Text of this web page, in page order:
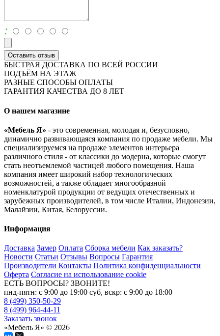
:
Оставить отзыв
БЫСТРАЯ ДОСТАВКА ПО ВСЕЙ РОССИИ
ПОДЪЁМ НА ЭТАЖ
РАЗНЫЕ СПОСОБЫ ОПЛАТЫ
ГАРАНТИЯ КАЧЕСТВА ДО 8 ЛЕТ
О нашем магазине
«Мебель Я» - это современная, молодая и, безусловно,
динамично развивающаяся компания по продаже мебели. Мы
специализируемся на продаже элементов интерьера
различного стиля - от классики до модерна, которые смогут
стать неотъемлемой частицей любого помещения. Наша
компания имеет широкий набор технологических
возможностей, а также обладает многообразной
номенклатурой продукции от ведущих отечественных и
зарубежных производителей, в том числе Италии, Индонезии,
Малайзии, Китая, Белоруссии.
Информация
Доставка Замер Оплата Сборка мебели Как заказать?
Новости Статьи Отзывы Вопросы Гарантия
Производители Контакты Политика конфиденциальности
Оферта Согласие на использование cookie
ЕСТЬ ВОПРОСЫ? ЗВОНИТЕ!
пнд-пятн: с 9:00 до 19:00 суб, вскр: с 9:00 до 18:00
8 (499) 350-50-29
8 (499) 964-44-11
Заказать звонок
«Мебель Я» © 2026